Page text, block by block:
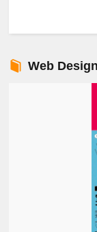
Web